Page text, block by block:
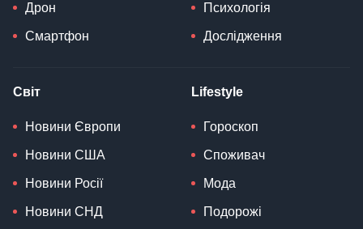
Дрон
Смартфон
Психологія
Дослідження
Світ
Новини Європи
Новини США
Новини Росії
Новини СНД
Lifestyle
Гороскоп
Споживач
Мода
Подорожі